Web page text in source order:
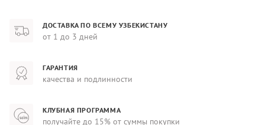
ДОСТАВКА ПО ВСЕМУ УЗБЕКИСТАНУ
от 1 до 3 дней
ГАРАНТИЯ
качества и подлинности
КЛУБНАЯ ПРОГРАММА
получайте до 15% от суммы покупки